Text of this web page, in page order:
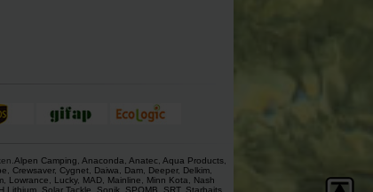
Alpen Camping Anaconda Anatec Aqua Products
Crewsaver, Cygnet, Daiwa Dam, Deeper, Delkim,
, Lowrance Lucky, MAD, Mainline Minn Kota
Nash
Lithium, Solar Tackle Sonik, SPOMB SRT, Starbaits,